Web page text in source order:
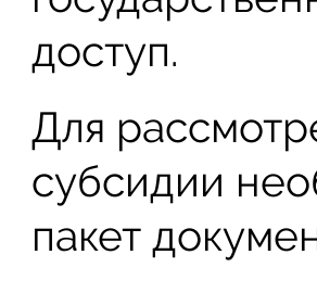
доступ.
Для
субсидии
пакет